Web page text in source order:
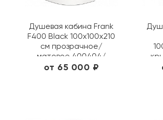
Душевая кабина Frank
F400 Black 100х100х210
см прозрачное/
матовое 400404/
20044
от 65 000 ₽